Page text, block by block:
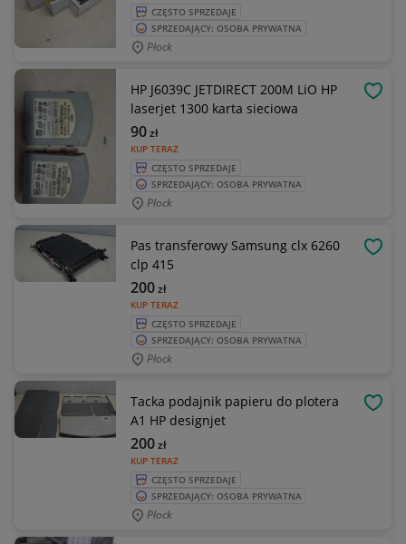
CZĘSTO SPRZEDAJE
SPRZEDAJĄCY: OSOBA PRYWATNA
Płock
HP J6039C JETDIRECT 200M LiO HP
laserjet 1300 karta sieciowa
KUP TERAZ
90zł
CZĘSTO SPRZEDAJE
SPRZEDAJĄCY: OSOBA PRYWATNA
Płock
Pas transferowy Samsung clx 6260
clp 415
KUP TERAZ
200zł
CZĘSTO SPRZEDAJE
SPRZEDAJĄCY: OSOBA PRYWATNA
Płock
Tacka podajnik papieru do plotera
A1 HP designjet
KUP TERAZ
200zł
CZĘSTO SPRZEDAJE
SPRZEDAJĄCY: OSOBA PRYWATNA
Płock